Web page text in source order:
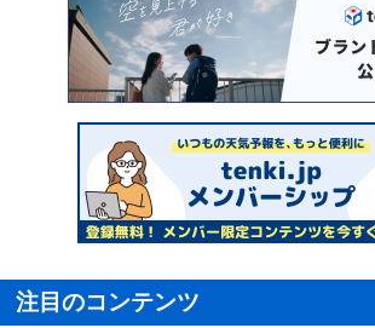
注目のコンテンツ